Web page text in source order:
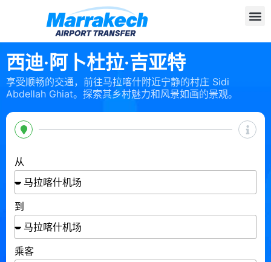
西迪·阿卜杜拉·吉亚特
享受顺畅的交通，前往马拉喀什附近宁静的村庄 Sidi
Abdellah Ghiat。探索其乡村魅力和风景如画的景观。
从
到
乘客